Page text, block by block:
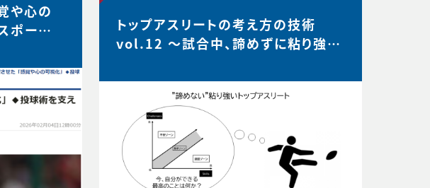
や心の
ポーツ
トップアスリートの考え方の技術
vol.12 〜試合中、諦めずに粘り強い